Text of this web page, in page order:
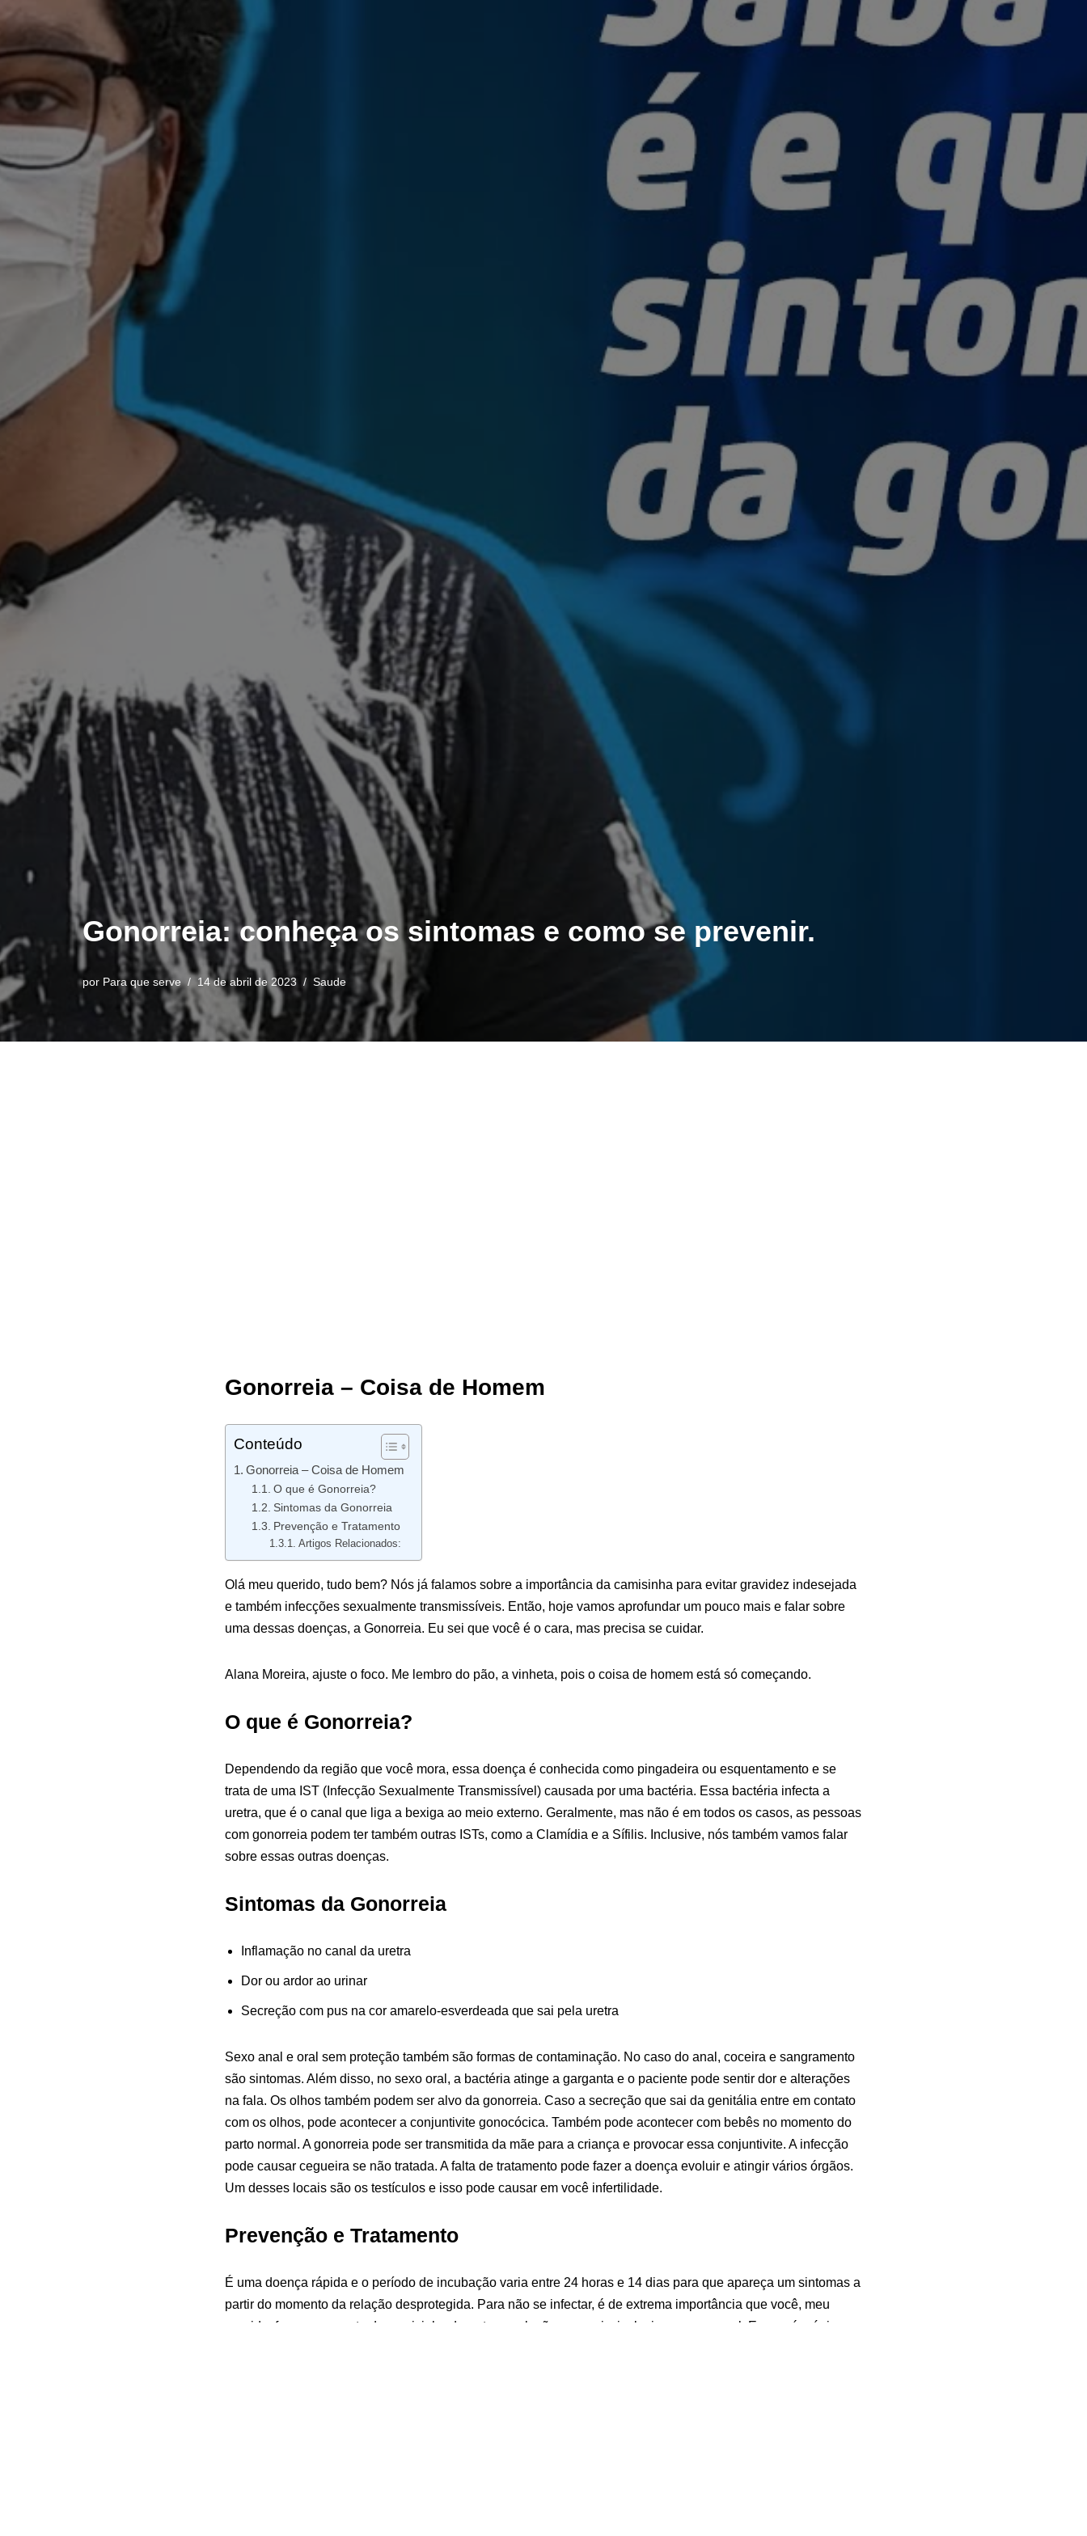
Gonorreia: conheça os sintomas e como se prevenir.
por Para que serve 14 de abril de 2023 Saude
Gonorreia – Coisa de Homem
Conteúdo
Gonorreia – Coisa de Homem
O que é Gonorreia?
Sintomas da Gonorreia
Prevenção e Tratamento
Artigos Relacionados:
Olá meu querido, tudo bem? Nós já falamos sobre a importância da camisinha para evitar gravidez indesejada
e também infecções sexualmente transmissíveis. Então, hoje vamos aprofundar um pouco mais e falar sobre
uma dessas doenças, a Gonorreia. Eu sei que você é o cara, mas precisa se cuidar.
Alana Moreira, ajuste o foco. Me lembro do pão, a vinheta, pois o coisa de homem está só começando.
O que é Gonorreia?
Dependendo da região que você mora, essa doença é conhecida como pingadeira ou esquentamento e se
trata de uma IST (Infecção Sexualmente Transmissível) causada por uma bactéria. Essa bactéria infecta a
uretra, que é o canal que liga a bexiga ao meio externo. Geralmente, mas não é em todos os casos, as pessoas
com gonorreia podem ter também outras ISTs, como a Clamídia e a Sífilis. Inclusive, nós também vamos falar
sobre essas outras doenças.
Sintomas da Gonorreia
Inflamação no canal da uretra
Dor ou ardor ao urinar
Secreção com pus na cor amarelo-esverdeada que sai pela uretra
Sexo anal e oral sem proteção também são formas de contaminação. No caso do anal, coceira e sangramento
são sintomas. Além disso, no sexo oral, a bactéria atinge a garganta e o paciente pode sentir dor e alterações
na fala. Os olhos também podem ser alvo da gonorreia. Caso a secreção que sai da genitália entre em contato
com os olhos, pode acontecer a conjuntivite gonocócica. Também pode acontecer com bebês no momento do
parto normal. A gonorreia pode ser transmitida da mãe para a criança e provocar essa conjuntivite. A infecção
pode causar cegueira se não tratada. A falta de tratamento pode fazer a doença evoluir e atingir vários órgãos.
Um desses locais são os testículos e isso pode causar em você infertilidade.
Prevenção e Tratamento
É uma doença rápida e o período de incubação varia entre 24 horas e 14 dias para que apareça um sintomas a
partir do momento da relação desprotegida. Para não se infectar, é de extrema importância que você, meu
querido, faça uso correto da camisinha durante as relações sexuais, inclusive no sexo oral. E essa é a única